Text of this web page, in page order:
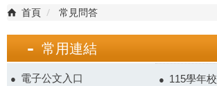
首頁 常見問答
常用連結
電子公文入口 115學年